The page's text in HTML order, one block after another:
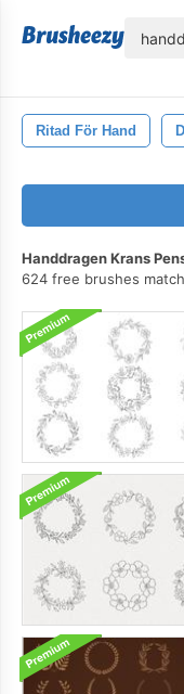
Ritad För Hand
Handdragen Krans
624 free brushes